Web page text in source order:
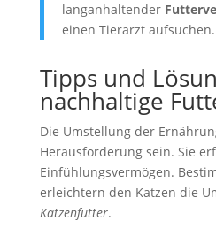
langanhaltender
einen Tierarzt aufsuchen.
Tipps und
nachhaltige
Die Umstellung der
Herausforderung sein. Sie
Einfühlungsvermögen.
erleichtern den Katzen die
Katzenfutter.